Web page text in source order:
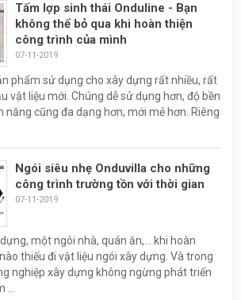
Tấm lợp sinh thái Onduline - Bạn
không thể bỏ qua khi hoàn thiện
công trình của mình
07-11-2019
phẩm sử dụng cho xây dựng rất nhiều, rất
vật liệu mới. Chúng dễ sử dụng hơn, độ bền
năng cũng đa dạng hơn, mới mẻ hơn. Riêng
Ngói siêu nhẹ Onduvilla cho những
công trình trường tồn với thời gian
07-11-2019
một ngôi nhà, quán ăn,... khi hoàn
thiếu đi vật liệu ngói xây dựng. Và trong
nghiệp xây dựng không ngừng phát triển